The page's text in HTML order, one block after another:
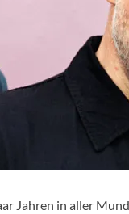
Jahren in aller